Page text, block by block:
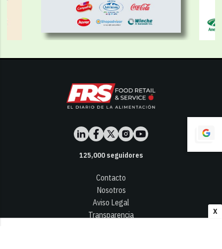
X
125,000seguidores
Contacto
Nosotros
Aviso Legal
Transparencia